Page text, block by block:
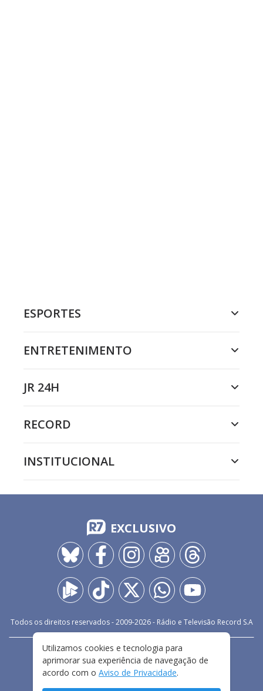
ESPORTES
ENTRETENIMENTO
JR 24H
RECORD
INSTITUCIONAL
EXCLUSIVO
Todos os direitos reservados - 2009-2026- Rádio e Televisão Record S.A
FALE CONOSCO
PRIVACIDADE
TERMOS E CONDIÇÕES DE USO
Utilizamos cookies e tecnologia para
aprimorar sua experiência de navegação de
acordo com o Aviso de Privacidade.